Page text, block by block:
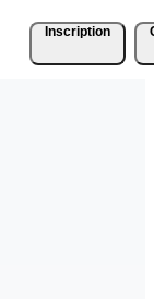
Inscription